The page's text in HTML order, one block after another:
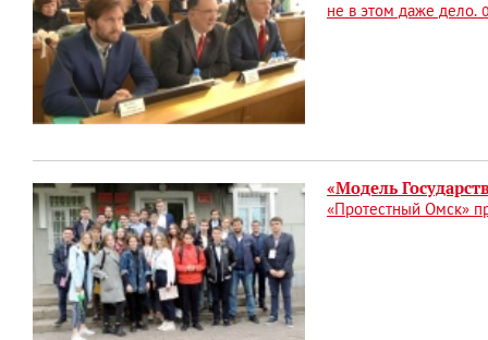
не в этом даже дело.
«Модель
«Протестный Омск»